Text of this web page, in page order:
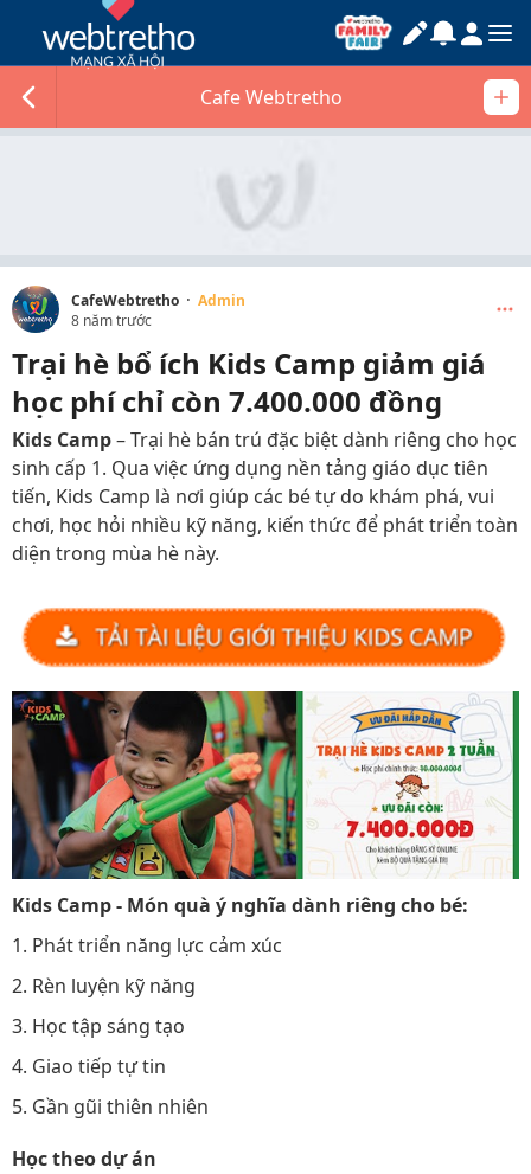
Cafe Webtretho
CafeWebtretho · Admin
8 năm trước
Trại hè bổ ích Kids Camp giảm giá
học phí chỉ còn 7.400.000 đồng
Kids Camp– Trại hè bán trú đặc biệt dành riêng cho học
sinh cấp 1. Qua việc ứng dụng nền tảng giáo dục tiên
tiến, Kids Camp là nơi giúp các bé tự do khám phá, vui
chơi, học hỏi nhiều kỹ năng, kiến thức để phát triển toàn
diện trong mùa hè này.
Kids Camp - Món quà ý nghĩa dành riêng cho bé:
1. Phát triển năng lực cảm xúc
2. Rèn luyện kỹ năng
3. Học tập sáng tạo
4. Giao tiếp tự tin
5. Gần gũi thiên nhiên
Học theo dự án